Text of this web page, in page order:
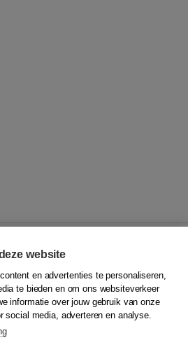
website
en advertenties te personaliseren,
te bieden en om ons websiteverkeer
informatie over jouw gebruik van onze
social media, adverteren en analyse.